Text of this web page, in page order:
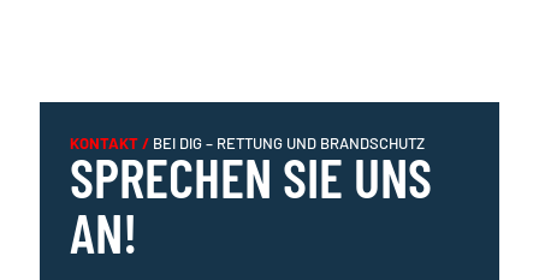
KONTAKT / BEI DIG – RETTUNG UND BRANDSCHUTZ
SPRECHEN SIE UNS
AN!